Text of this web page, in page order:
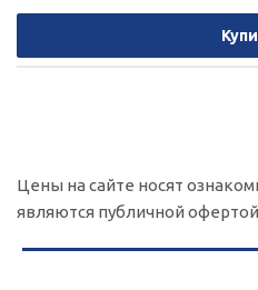
Цены на сайте носят
являются публичной